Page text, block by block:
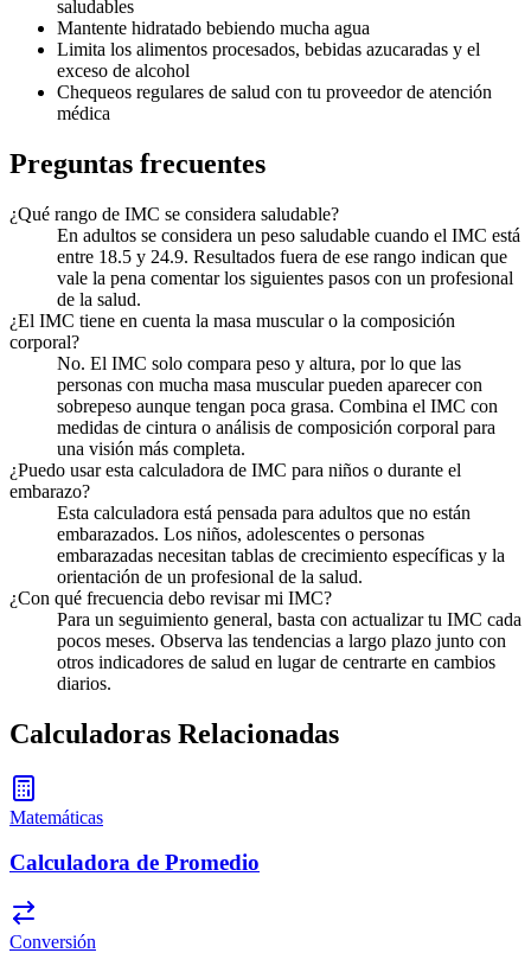
saludables
Mantente hidratado bebiendo mucha agua
Limita los alimentos procesados, bebidas azucaradas y el
exceso de alcohol
Chequeos regulares de salud con tu proveedor de atención
médica
Preguntas frecuentes
¿Qué rango de IMC se considera saludable?
En adultos se considera un peso saludable cuando el IMC está
entre 18.5 y 24.9. Resultados fuera de ese rango indican que
vale la pena comentar los siguientes pasos con un profesional
de la salud.
¿El IMC tiene en cuenta la masa muscular o la composición
corporal?
No. El IMC solo compara peso y altura, por lo que las
personas con mucha masa muscular pueden aparecer con
sobrepeso aunque tengan poca grasa. Combina el IMC con
medidas de cintura o análisis de composición corporal para
una visión más completa.
¿Puedo usar esta calculadora de IMC para niños o durante el
embarazo?
Esta calculadora está pensada para adultos que no están
embarazados. Los niños, adolescentes o personas
embarazadas necesitan tablas de crecimiento específicas y la
orientación de un profesional de la salud.
¿Con qué frecuencia debo revisar mi IMC?
Para un seguimiento general, basta con actualizar tu IMC cada
pocos meses. Observa las tendencias a largo plazo junto con
otros indicadores de salud en lugar de centrarte en cambios
diarios.
Calculadoras Relacionadas
Matemáticas
Calculadora de Promedio
Conversión